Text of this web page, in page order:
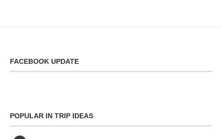
FACEBOOK UPDATE
POPULAR IN TRIP IDEAS